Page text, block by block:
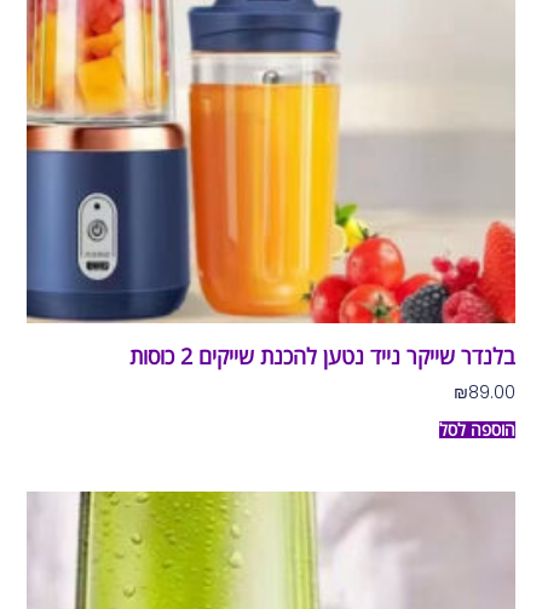
בלנדר שייקר נייד נטען להכנת שייקים 2 כוסות
₪89.00
הוספה לסל